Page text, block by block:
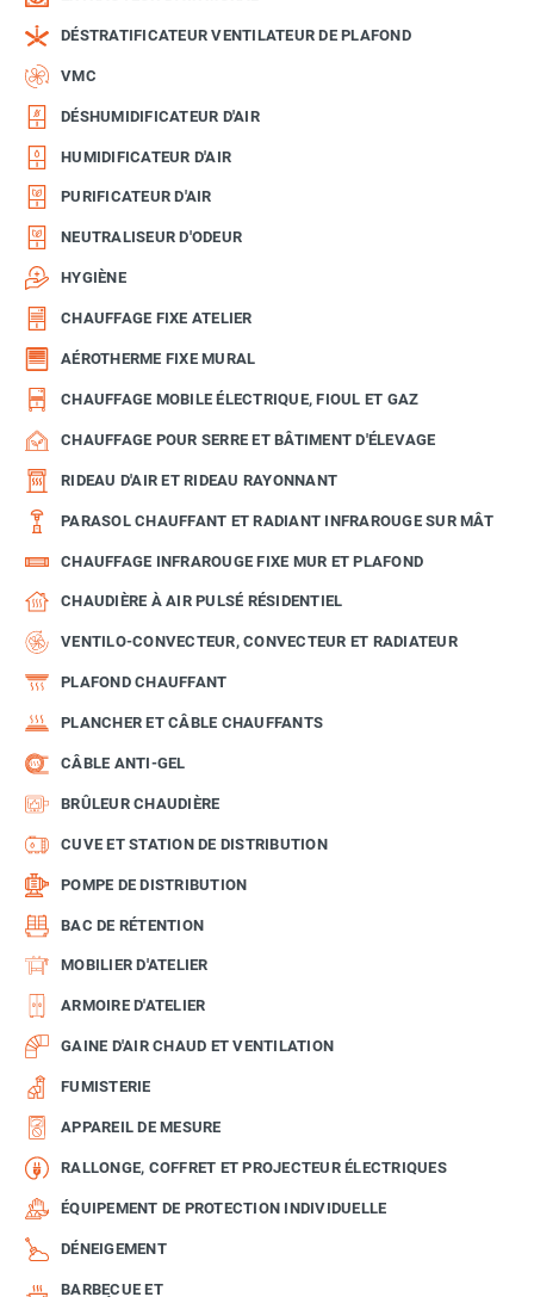
DÉSTRATIFICATEUR VENTILATEUR DE PLAFOND
VMC
DÉSHUMIDIFICATEUR D'AIR
HUMIDIFICATEUR D'AIR
PURIFICATEUR D'AIR
NEUTRALISEUR D'ODEUR
HYGIÈNE
CHAUFFAGE FIXE ATELIER
AÉROTHERME FIXE MURAL
CHAUFFAGE MOBILE ÉLECTRIQUE, FIOUL ET GAZ
CHAUFFAGE POUR SERRE ET BÂTIMENT D'ÉLEVAGE
RIDEAU D'AIR ET RIDEAU RAYONNANT
PARASOL CHAUFFANT ET RADIANT INFRAROUGE SUR MÂT
CHAUFFAGE INFRAROUGE FIXE MUR ET PLAFOND
CHAUDIÈRE À AIR PULSÉ RÉSIDENTIEL
VENTILO-CONVECTEUR, CONVECTEUR ET RADIATEUR
PLAFOND CHAUFFANT
PLANCHER ET CÂBLE CHAUFFANTS
CÂBLE ANTI-GEL
BRÛLEUR CHAUDIÈRE
CUVE ET STATION DE DISTRIBUTION
POMPE DE DISTRIBUTION
BAC DE RÉTENTION
MOBILIER D'ATELIER
ARMOIRE D'ATELIER
GAINE D'AIR CHAUD ET VENTILATION
FUMISTERIE
APPAREIL DE MESURE
RALLONGE, COFFRET ET PROJECTEUR ÉLECTRIQUES
ÉQUIPEMENT DE PROTECTION INDIVIDUELLE
DÉNEIGEMENT
BARBECUE ET